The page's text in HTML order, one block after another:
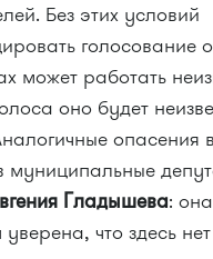
Без этих условий
голосование
может работать
оно будет
опасения
муниципальные
Гладышева:
что здесь